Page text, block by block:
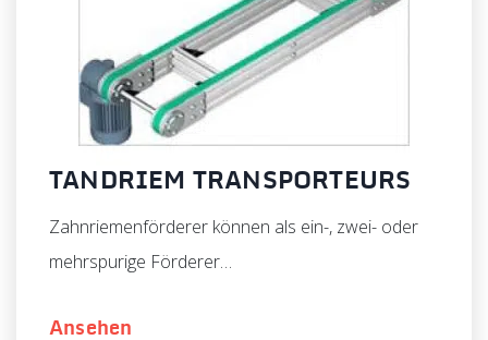
TANDRIEM TRANSPORTEURS
Zahnriemenförderer können als ein-, zwei- oder
mehrspurige Förderer…
Ansehen